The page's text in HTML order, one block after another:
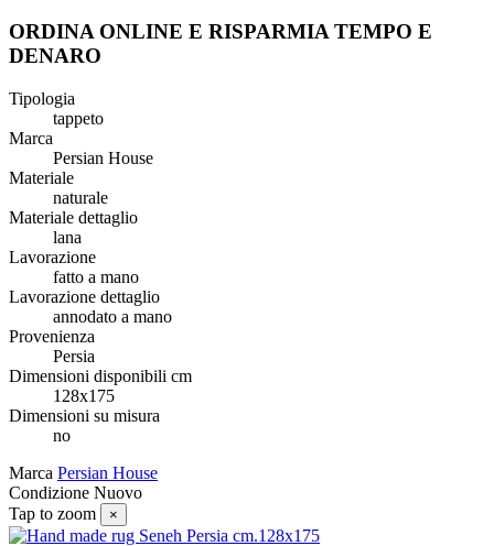
ORDINA ONLINE E RISPARMIA TEMPO E
DENARO
Tipologia
tappeto
Marca
Persian House
Materiale
naturale
Materiale dettaglio
lana
Lavorazione
fatto a mano
Lavorazione dettaglio
annodato a mano
Provenienza
Persia
Dimensioni disponibili cm
128x175
Dimensioni su misura
no
Marca Persian House
Condizione Nuovo
Tap to zoom
×